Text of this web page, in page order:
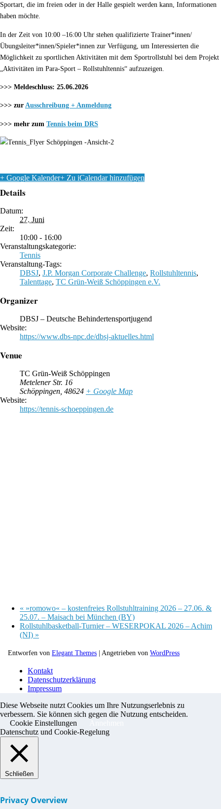
Sportart, die im freien oder in der Halle gespielt werden kann, Informationen
haben möchte.
In der Zeit von 10:00 –16:00 Uhr stehen qualifizierte Trainer*innen/
Übungsleiter*innen/Spieler*innen zur Verfügung, um Interessierten die
Möglichkeit zu sportlichen Aktivitäten mit dem Sportrollstuhl bei dem Projekt
„Aktivitäten im Para-Sport – Rollstuhltennis“ aufzuzeigen.
>>> Meldeschluss: 25.06.2026
>>> zurAusschreibung + Anmeldung
>>> mehr zum Tennis beim DRS
+ Google Kalender+ Zu iCalendar hinzufügen
Details
Datum:
27. Juni
Zeit:
10:00 - 16:00
Veranstaltungskategorie:
Tennis
Veranstaltung-Tags:
DBSJ, J.P. Morgan Corporate Challenge, Rollstuhltennis,
Talenttage, TC Grün-Weiß Schöppingen e.V.
Organizer
DBSJ – Deutsche Behindertensportjugend
Website:
https://www.dbs-npc.de/dbsj-aktuelles.html
Venue
TC Grün-Weiß Schöppingen
Metelener Str. 16
Schöppingen, 48624 + Google Map
Website:
https://tennis-schoeppingen.de
« »romowo« – kostenfreies Rollstuhltraining 2026 – 27.06. &
25.07. – Maisach bei München (BY)
Rollstuhlbasketball-Turnier – WESERPOKAL 2026 – Achim
(NI) »
Entworfen von Elegant Themes | Angetrieben von WordPress
Kontakt
Datenschutzerklärung
Impressum
Diese Webseite nutzt Cookies um Ihre Nutzungserlebnis zu
verbessern. Sie können sich gegen die Nutzung entscheiden.
Cookie Einstellungen
Datenschutz und Cookie-Regelung
Schließen
Privacy Overview